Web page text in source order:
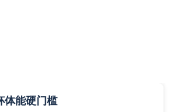
体能硬门槛